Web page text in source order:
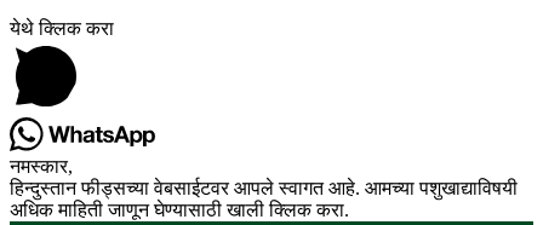
येथे क्लिक करा
नमस्कार,
हिन्दुस्तान फीड्सच्या वेबसाईटवर आपले स्वागत आहे. आमच्या पशुखाद्याविषयी
अधिक माहिती जाणून घेण्यासाठी खाली क्लिक करा.